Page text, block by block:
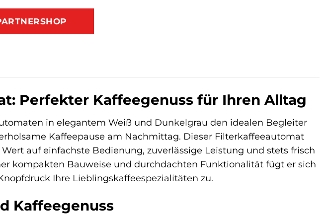
Perfekter Kaffeegenuss für Ihren Alltag
in elegantem Weiß und Dunkelgrau den idealen Begleiter
Kaffeepause am Nachmittag. Dieser Filterkaffeeautomat
auf einfachste Bedienung, zuverlässige Leistung und stets frisch
kompakten Bauweise und durchdachten Funktionalität fügt er sich
Ihre Lieblingskaffeespezialitäten zu.
Kaffeegenuss